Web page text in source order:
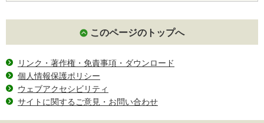
このページのトップへ
リンク・著作権・免責事項・ダウンロード
個人情報保護ポリシー
ウェブアクセシビリティ
サイトに関するご意見・お問い合わせ